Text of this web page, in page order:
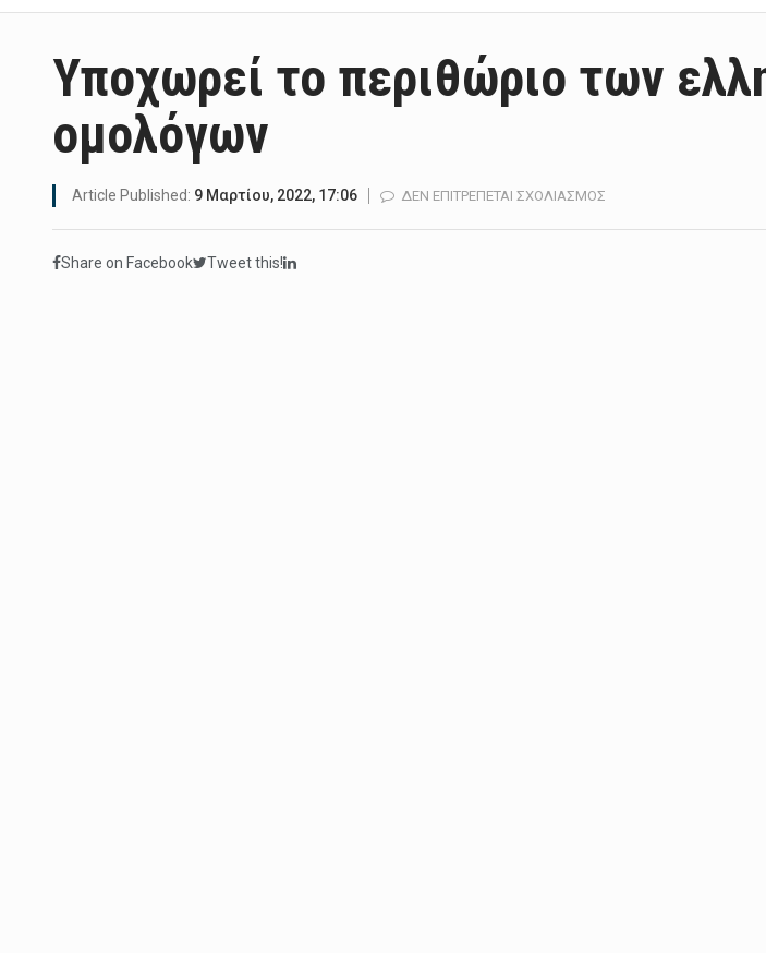
Υποχωρεί το περιθώριο των
ομολόγων
Article Published: 9 Μαρτίου, 2022, 17:06 ΔΕΝ ΕΠΙΤΡΈΠΕΤΑΙ ΣΧΟΛΙΑΣΜΌΣ
Share on Facebook Tweet this!